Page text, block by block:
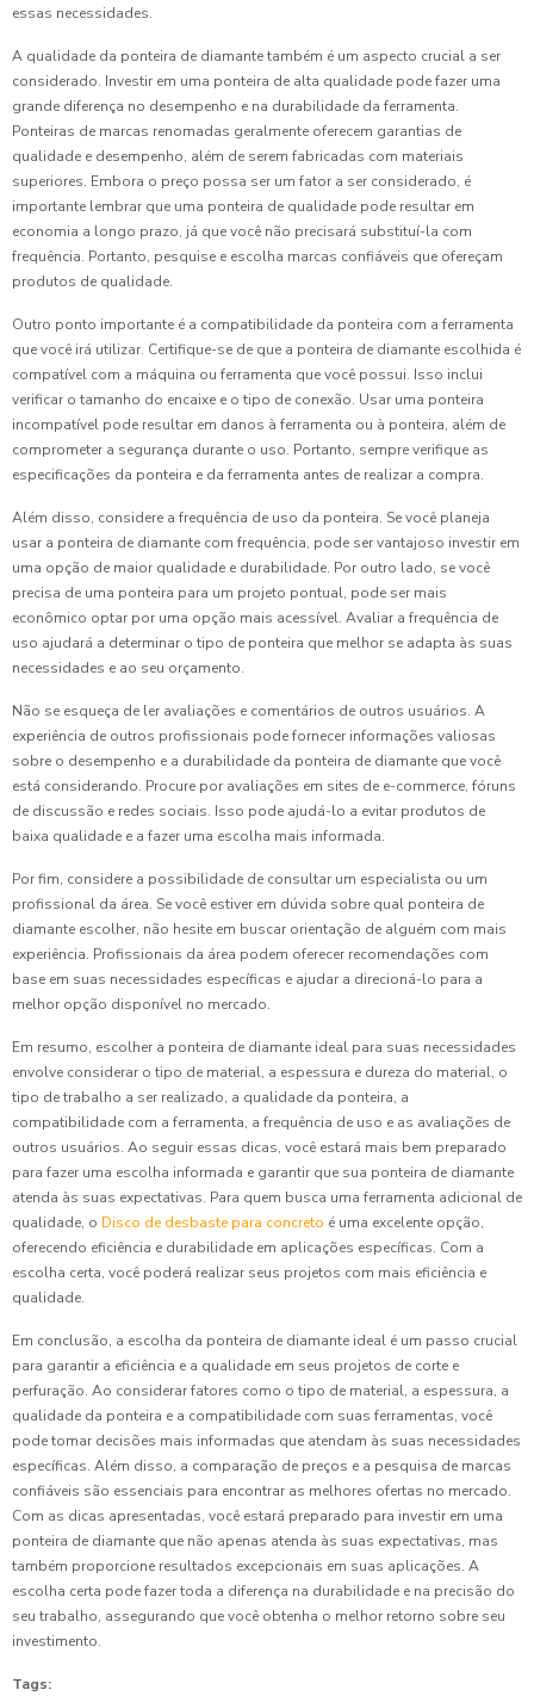
essas necessidades.
A qualidade da ponteira de diamante também é um aspecto crucial a ser
considerado. Investir em uma ponteira de alta qualidade pode fazer uma
grande diferença no desempenho e na durabilidade da ferramenta.
Ponteiras de marcas renomadas geralmente oferecem garantias de
qualidade e desempenho, além de serem fabricadas com materiais
superiores. Embora o preço possa ser um fator a ser considerado, é
importante lembrar que uma ponteira de qualidade pode resultar em
economia a longo prazo, já que você não precisará substituí-la com
frequência. Portanto, pesquise e escolha marcas confiáveis que ofereçam
produtos de qualidade.
Outro ponto importante é a compatibilidade da ponteira com a ferramenta
que você irá utilizar. Certifique-se de que a ponteira de diamante escolhida é
compatível com a máquina ou ferramenta que você possui. Isso inclui
verificar o tamanho do encaixe e o tipo de conexão. Usar uma ponteira
incompatível pode resultar em danos à ferramenta ou à ponteira, além de
comprometer a segurança durante o uso. Portanto, sempre verifique as
especificações da ponteira e da ferramenta antes de realizar a compra.
Além disso, considere a frequência de uso da ponteira. Se você planeja
usar a ponteira de diamante com frequência, pode ser vantajoso investir em
uma opção de maior qualidade e durabilidade. Por outro lado, se você
precisa de uma ponteira para um projeto pontual, pode ser mais
econômico optar por uma opção mais acessível. Avaliar a frequência de
uso ajudará a determinar o tipo de ponteira que melhor se adapta às suas
necessidades e ao seu orçamento.
Não se esqueça de ler avaliações e comentários de outros usuários. A
experiência de outros profissionais pode fornecer informações valiosas
sobre o desempenho e a durabilidade da ponteira de diamante que você
está considerando. Procure por avaliações em sites de e-commerce, fóruns
de discussão e redes sociais. Isso pode ajudá-lo a evitar produtos de
baixa qualidade e a fazer uma escolha mais informada.
Por fim, considere a possibilidade de consultar um especialista ou um
profissional da área. Se você estiver em dúvida sobre qual ponteira de
diamante escolher, não hesite em buscar orientação de alguém com mais
experiência. Profissionais da área podem oferecer recomendações com
base em suas necessidades específicas e ajudar a direcioná-lo para a
melhor opção disponível no mercado.
Em resumo, escolher a ponteira de diamante ideal para suas necessidades
envolve considerar o tipo de material, a espessura e dureza do material, o
tipo de trabalho a ser realizado, a qualidade da ponteira, a
compatibilidade com a ferramenta, a frequência de uso e as avaliações de
outros usuários. Ao seguir essas dicas, você estará mais bem preparado
para fazer uma escolha informada e garantir que sua ponteira de diamante
atenda às suas expectativas. Para quem busca uma ferramenta adicional de
qualidade, o Disco de desbaste para concreto é uma excelente opção,
oferecendo eficiência e durabilidade em aplicações específicas. Com a
escolha certa, você poderá realizar seus projetos com mais eficiência e
qualidade.
Em conclusão, a escolha da ponteira de diamante ideal é um passo crucial
para garantir a eficiência e a qualidade em seus projetos de corte e
perfuração. Ao considerar fatores como o tipo de material, a espessura, a
qualidade da ponteira e a compatibilidade com suas ferramentas, você
pode tomar decisões mais informadas que atendam às suas necessidades
específicas. Além disso, a comparação de preços e a pesquisa de marcas
confiáveis são essenciais para encontrar as melhores ofertas no mercado.
Com as dicas apresentadas, você estará preparado para investir em uma
ponteira de diamante que não apenas atenda às suas expectativas, mas
também proporcione resultados excepcionais em suas aplicações. A
escolha certa pode fazer toda a diferença na durabilidade e na precisão do
seu trabalho, assegurando que você obtenha o melhor retorno sobre seu
investimento.
Tags: